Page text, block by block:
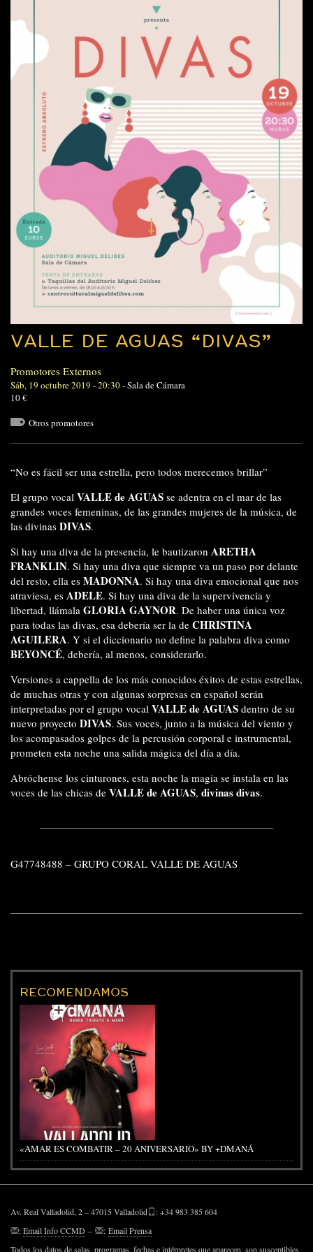
VALLE DE AGUAS “DIVAS”
Promotores Externos
Sáb, 19 octubre 2019 - 20:30-Sala de Cámara
10 €
Otros promotores
“No es fácil ser una estrella, pero todos merecemos brillar”
El grupo vocal VALLE de AGUAS se adentra en el mar de las
grandes voces femeninas, de las grandes mujeres de la música, de
las divinas DIVAS.
Si hay una diva de la presencia, le bautizaron ARETHA
FRANKLIN. Si hay una diva que siempre va un paso por delante
del resto, ella es MADONNA. Si hay una diva emocional que nos
atraviesa, es ADELE. Si hay una diva de la supervivencia y
libertad, llámala GLORIA GAYNOR. De haber una única voz
para todas las divas, esa debería ser la de CHRISTINA
AGUILERA. Y si el diccionario no define la palabra diva como
BEYONCÉ, debería, al menos, considerarlo.
Versiones a cappella de los más conocidos éxitos de estas estrellas,
de muchas otras y con algunas sorpresas en español serán
interpretadas por el grupo vocal VALLE de AGUAS dentro de su
nuevo proyecto DIVAS. Sus voces, junto a la música del viento y
los acompasados golpes de la percusión corporal e instrumental,
prometen esta noche una salida mágica del día a día.
Abróchense los cinturones, esta noche la magia se instala en las
voces de las chicas de VALLE de AGUAS, divinas divas.
G47748488 – GRUPO CORAL VALLE DE AGUAS
RECOMENDAMOS
«AMAR ES COMBATIR – 20 ANIVERSARIO» BY +DMANÁ
Av. Real Valladolid, 2 – 47015 Valladolid
: +34 983 385 604
:Email Info CCMD – : Email Prensa
Todos los datos de salas, programas, fechas e intérpretes que aparecen, son susceptibles